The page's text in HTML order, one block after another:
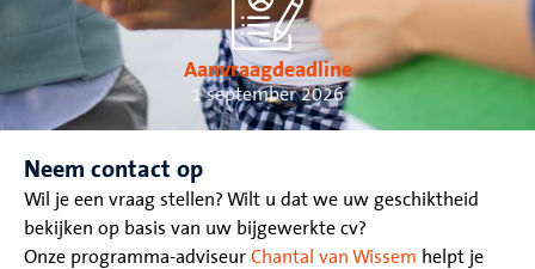
Aanvraagdeadline
1 september 2026
Neem contact op
Wil je een vraag stellen? Wilt u dat we uw geschiktheid
bekijken op basis van uw bijgewerkte cv?
Onze programma-adviseur Chantal van Wissem helpt je